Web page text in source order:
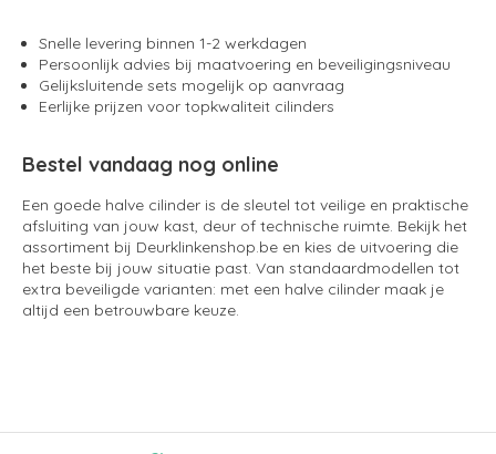
Snelle levering binnen 1-2 werkdagen
Persoonlijk advies bij maatvoering en beveiligingsniveau
Gelijksluitende sets mogelijk op aanvraag
Eerlijke prijzen voor topkwaliteit cilinders
Bestel vandaag nog online
Een goede halve cilinder is de sleutel tot veilige en praktische
afsluiting van jouw kast, deur of technische ruimte. Bekijk het
assortiment bij Deurklinkenshop.be en kies de uitvoering die
het beste bij jouw situatie past. Van standaardmodellen tot
extra beveiligde varianten: met een halve cilinder maak je
altijd een betrouwbare keuze.